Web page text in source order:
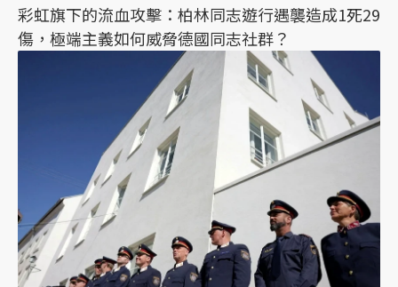
彩虹旗下的流血攻擊：柏林同志遊行遇襲造成1死29
傷，極端主義如何威脅德國同志社群？